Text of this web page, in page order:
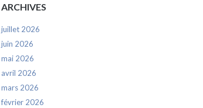
ARCHIVES
juillet 2026
juin 2026
mai 2026
avril 2026
mars 2026
février 2026